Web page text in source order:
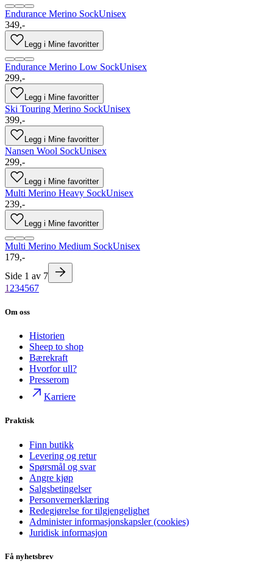
Endurance Merino SockUnisex
349,-
Legg i Mine favoritter
Endurance Merino Low SockUnisex
299,-
Legg i Mine favoritter
Ski Touring Merino SockUnisex
399,-
Legg i Mine favoritter
Nansen Wool SockUnisex
299,-
Legg i Mine favoritter
Multi Merino Heavy SockUnisex
239,-
Legg i Mine favoritter
Multi Merino Medium SockUnisex
179,-
Side 1 av 7
1 234567
Om oss
Historien
Sheep to shop
Bærekraft
Hvorfor ull?
Presserom
Karriere
Praktisk
Finn butikk
Levering og retur
Spørsmål og svar
Angre kjøp
Salgsbetingelser
Personvernerklæring
Redegjørelse for tilgjengelighet
Administer informasjonskapsler (cookies)
Juridisk informasjon
Få nyhetsbrev